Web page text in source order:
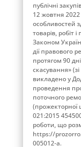
публічні
12 жовтня
особливостей
товарів, робіт
Законом
дії правового
протягом 90
скасування»
викладено у
проведення
поточного
(прожекторної
021:2015
роботи, що
https://
005012-a.